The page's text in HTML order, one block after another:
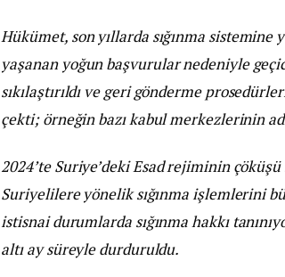
Hükümet, son yıllarda sığınma
yaşanan yoğun başvurular nedeniyle
sıkılaştırıldı ve geri gönderme
çekti; örneğin bazı kabul merkezlerinin
2024’te Suriye’deki Esad rejiminin
Suriyelilere yönelik sığınma işlemlerini
istisnai durumlarda sığınma hakkı
altı ay süreyle durduruldu.